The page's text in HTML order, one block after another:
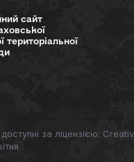
сайт
територіальної
за ліцензією: